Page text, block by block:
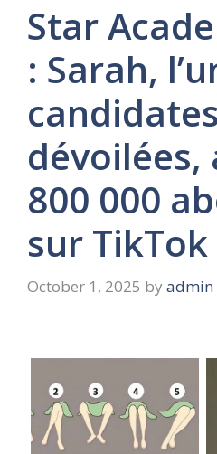
Star
: Sarah,
candidates
dévoilées,
800 000
sur TikTok
October 1, 2025 by admin